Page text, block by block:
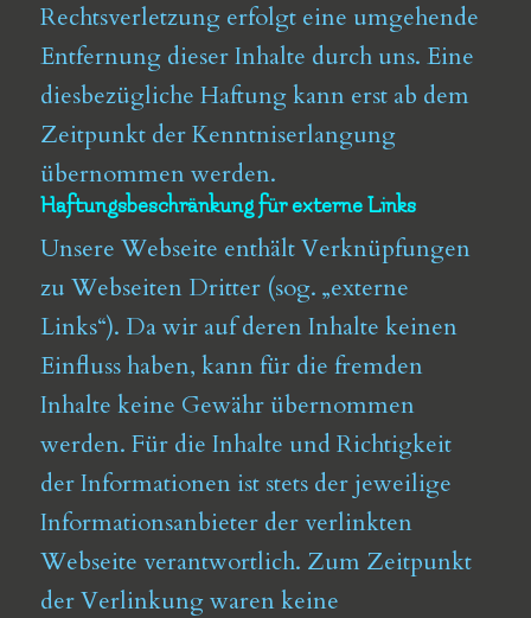
Rechtsverletzung erfolgt eine umgehende
Entfernung dieser Inhalte durch uns. Eine
diesbezügliche Haftung kann erst ab dem
Zeitpunkt der Kenntniserlangung
übernommen werden.
Haftungsbeschränkung für externe Links
Unsere Webseite enthält Verknüpfungen
zu Webseiten Dritter (sog. „externe
Links“). Da wir auf deren Inhalte keinen
Einfluss haben, kann für die fremden
Inhalte keine Gewähr übernommen
werden. Für die Inhalte und Richtigkeit
der Informationen ist stets der jeweilige
Informationsanbieter der verlinkten
Webseite verantwortlich. Zum Zeitpunkt
der Verlinkung waren keine